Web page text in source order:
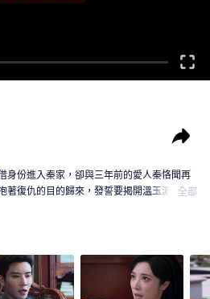
身份進入秦家，卻與三年前的愛人秦恪聞再
著復仇的目的歸來，發誓要揭開溫玉濃愛情
全部